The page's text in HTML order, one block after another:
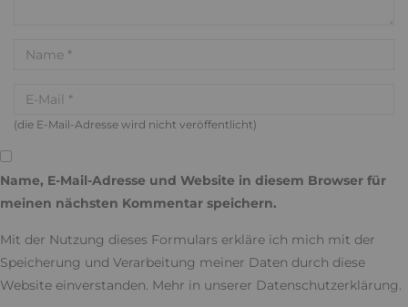
(die E-Mail-Adresse wird nicht veröffentlicht)
Name, E-Mail-Adresse und Website in diesem Browser für
meinen nächsten Kommentar speichern.
Mit der Nutzung dieses Formulars erkläre ich mich mit der
Speicherung und Verarbeitung meiner Daten durch diese
Website einverstanden. Mehr in unserer Datenschutzerklärung